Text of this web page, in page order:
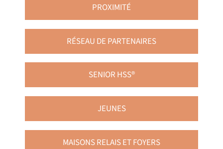
PROXIMITÉ
RÉSEAU DE PARTENAIRES
SENIOR HSS®
JEUNES
MAISONS RELAIS ET FOYERS